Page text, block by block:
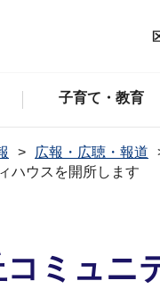
子育て・教育
広報・広聴・報道
ハウスを開所します
ミュニ